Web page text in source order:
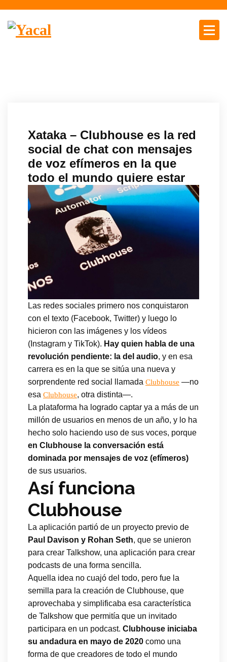
Xataka – Clubhouse es la red
social de chat con mensajes
de voz efímeros en la que
todo el mundo quiere estar
Las redes sociales primero nos conquistaron
con el texto (Facebook, Twitter) y luego lo
hicieron con las imágenes y los vídeos
(Instagram y TikTok). Hay quien habla de una
revolución pendiente: la del audio, y en esa
carrera es en la que se sitúa una nueva y
sorprendente red social llamada Clubhouse —no
esa Clubhouse, otra distinta—.
La plataforma ha logrado captar ya a más de un
millón de usuarios en menos de un año, y lo ha
hecho solo haciendo uso de sus voces, porque
en Clubhouse la conversación está
dominada por mensajes de voz (efímeros)
de sus usuarios.
Así funciona
Clubhouse
La aplicación partió de un proyecto previo de
Paul Davison y Rohan Seth, que se unieron
para crear Talkshow, una aplicación para crear
podcasts de una forma sencilla.
Aquella idea no cuajó del todo, pero fue la
semilla para la creación de Clubhouse, que
aprovechaba y simplificaba esa característica
de Talkshow que permitía que un invitado
participara en un podcast. Clubhouse iniciaba
su andadura en mayo de 2020 como una
forma de que creadores de todo el mundo